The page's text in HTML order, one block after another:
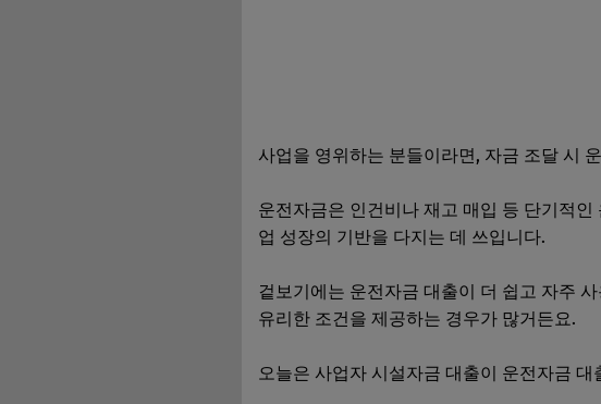
사업을 영위하는 분들이라면, 자금 조달 시
운전자금은 인건비나 재고 매입 등 단기적
업 성장의 기반을 다지는 데 쓰입니다.
겉보기에는 운전자금 대출이 더 쉽고 자주
유리한 조건을 제공하는 경우가 많거든요.
오늘은 사업자 시설자금 대출이 운전자금